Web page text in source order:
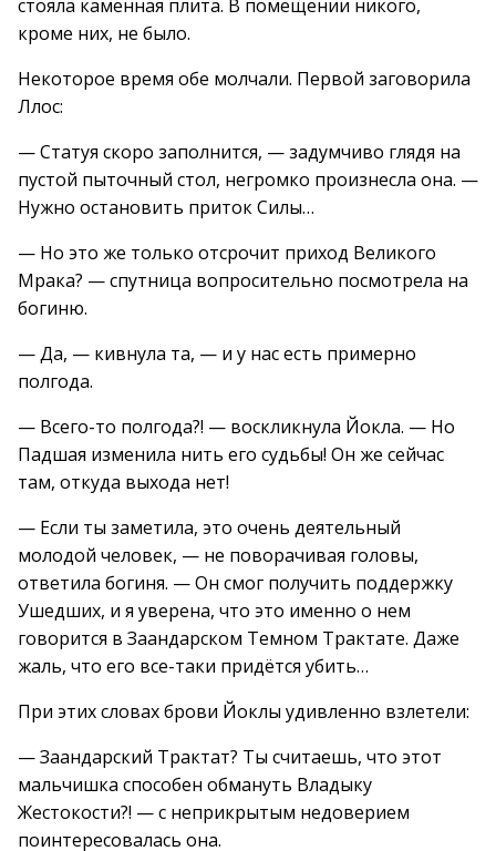
стояла каменная плита. В помещении никого,
кроме них, не было.
Некоторое время обе молчали. Первой заговорила
Ллос:
— Статуя скоро заполнится, — задумчиво глядя на
пустой пыточный стол, негромко произнесла она. —
Нужно остановить приток Силы…
— Но это же только отсрочит приход Великого
Мрака? — спутница вопросительно посмотрела на
богиню.
— Да, — кивнула та, — и у нас есть примерно
полгода.
— Всего-то полгода?! — воскликнула Йокла. — Но
Падшая изменила нить его судьбы! Он же сейчас
там, откуда выхода нет!
— Если ты заметила, это очень деятельный
молодой человек, — не поворачивая головы,
ответила богиня. — Он смог получить поддержку
Ушедших, и я уверена, что это именно о нем
говорится в Заандарском Темном Трактате. Даже
жаль, что его все-таки придётся убить…
При этих словах брови Йоклы удивленно взлетели:
— Заандарский Трактат? Ты считаешь, что этот
мальчишка способен обмануть Владыку
Жестокости?! — с неприкрытым недоверием
поинтересовалась она.